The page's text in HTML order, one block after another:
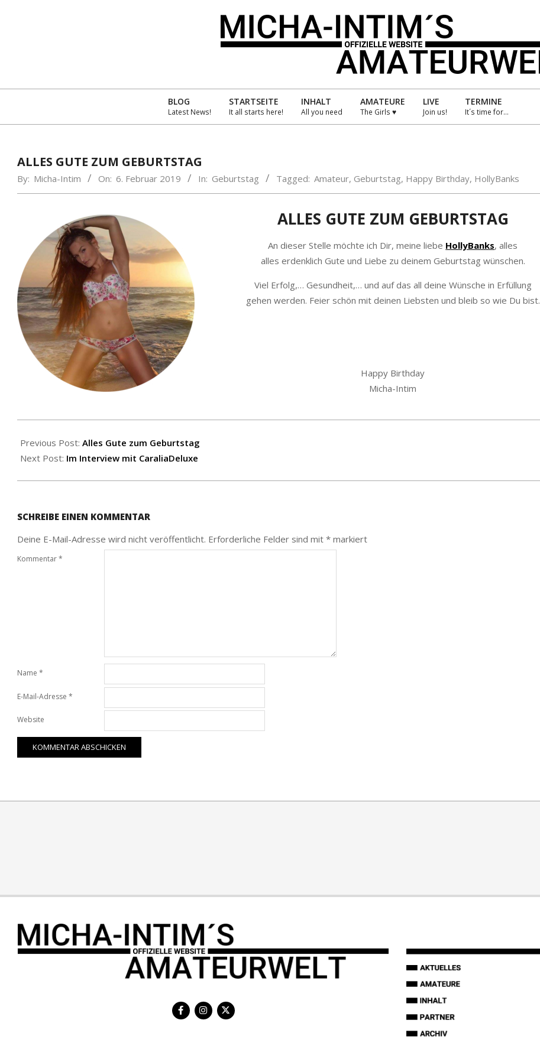
MICHA-
INTIM
´S
Primary
BLOG
Latest News!
STARTSEITE
It all starts here!
INHALT
All you need
AMATEURE
The Girls ♥
LIVE
Join us!
TERMINE
It´s time for…
ALLES GUTE ZUM GEBURTSTAG
By: Micha-Intim On: 6. Februar 2019 In: Geburtstag Tagged: Amateur, Geburtstag, Happy Birthday, HollyBanks
ALLES GUTE ZUM GEBURTSTAG
An dieser Stelle möchte ich Dir, meine liebe HollyBanks, alles
alles erdenklich Gute und Liebe zu deinem Geburtstag wünschen.
Viel Erfolg,… Gesundheit,… und auf das all deine Wünsche in Erfüllung
gehen werden. Feier schön mit deinen Liebsten und bleib so wie Du bist.
Happy Birthday
Micha-Intim
02-
06
Previous Post: Alles Gute zum Geburtstag
Next Post: Im Interview mit CaraliaDeluxe
SCHREIBE EINEN KOMMENTAR
Deine E-Mail-Adresse wird nicht veröffentlicht. Erforderliche Felder sind mit * markiert
Kommentar*
Name *
E-Mail-Adresse *
Website